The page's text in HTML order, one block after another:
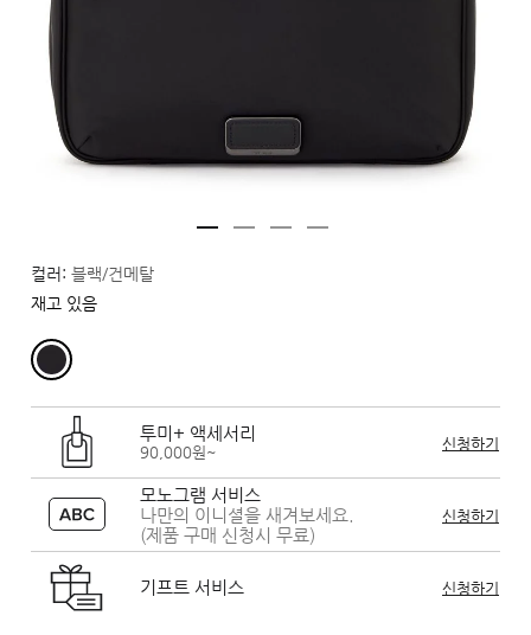
컬러: 블랙/건메탈
재고 있음
투미+ 액세서리
90,000원~ 신청하기
모노그램 서비스
나만의 이니셜을 새겨보세요.
(제품 구매 신청시 무료)
신청하기
기프트 서비스 신청하기